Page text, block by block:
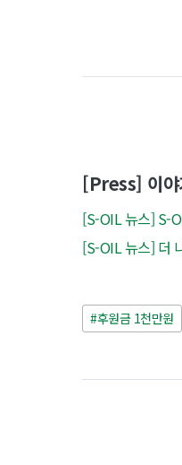
[Press] 이야
[S-OIL 뉴스] S-
[S-OIL 뉴스] 더
#후원금 1천만원